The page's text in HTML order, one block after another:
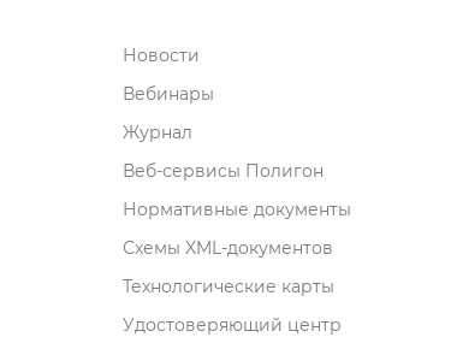
Новости
ебинары
Журнал
еб-сервисы Полигон
Нормативные документы
Схемы XML-документо
Технологические карты
Удостоверяющий центр